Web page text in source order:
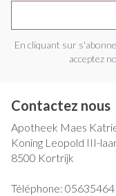
En cliquant sur
acceptez
Contactez nous
Apotheek Maes
Koning Leopold III-
8500 Kortrijk
Téléphone: